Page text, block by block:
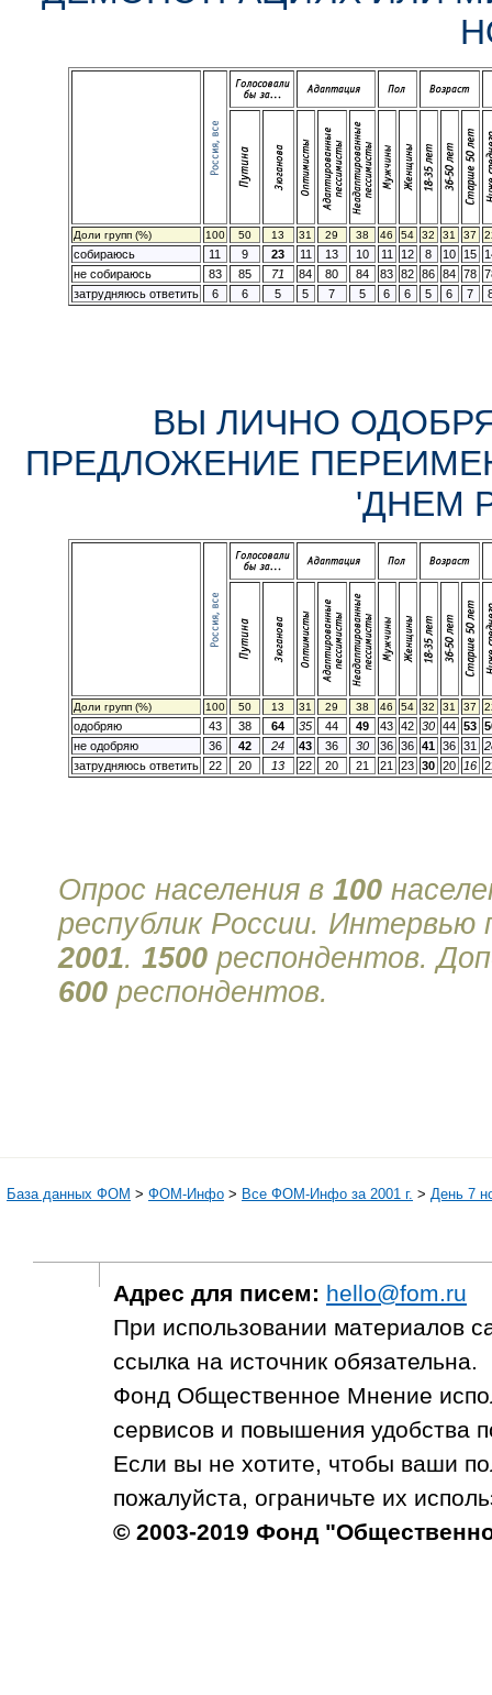
Доли групп (%) 100 50 13 31 29 38 46 54 32 31 37
собираюсь 11 9 23 11 13 10 11 12 8 10 15
не собираюсь
83 85 71 84 80 84 83 82 86 84 78
затрудняюсь ответить
6 6 5 5 7 5 6 6 5 6 7
ВЫ ЛИЧНО
ПРЕДЛОЖЕНИЕ
'ДНЕМ
Доли групп (%) 100 50 13 31 29 38 46 54 32 31 37
одобряю 43 38 64 35 44 49 43 42 30 44 53
не одобряю
36 42 24 43 36 30 36 36 41 36 31
затрудняюсь ответить
22 20 13 22 20 21 21 23 30 20 16
Опрос населения в 100
республик России.
2001. 1500 респондентов.
600 респондентов.
База данных ФОМ > ФOM-Инфо > Все ФОМ-Инфо за 2001 г. > День 7
Адрес для писем: hello@fom.ru
При использовании материалов
ссылка на источник обязательна.
Фонд Общественное Мнение
сервисов и повышения удобства
Если вы не хотите, чтобы ваши
пожалуйста, ограничьте их
© 2003-2019 Фонд